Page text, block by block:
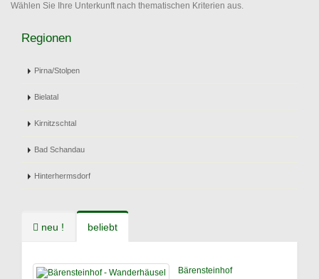
Wählen Sie Ihre Unterkunft nach thematischen Kriterien aus.
Regionen
Pirna/Stolpen
Bielatal
Kirnitzschtal
Bad Schandau
Hinterhermsdorf
neu ! beliebt
Bärensteinhof